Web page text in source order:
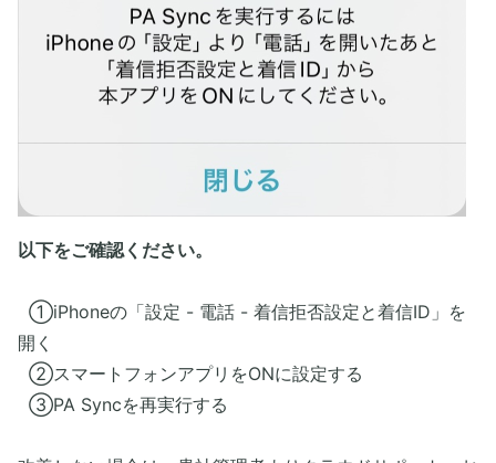
以下をご確認ください。
①iPhoneの「設定 - 電話 - 着信拒否設定と着信ID」を
開く
②スマートフォンアプリをONに設定する
③PA Syncを再実行する